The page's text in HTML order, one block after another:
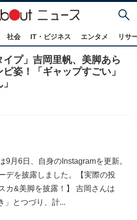
社会 IT・ビジネス エンタメ リサ
イプ」吉岡里帆、美脚あら
姿！「ギャップすごい」
9月6日、自身のInstagramを更新。
デを披露しました。【実際の投
カ&美脚を披露！】 吉岡さんは
」とつづり、計...